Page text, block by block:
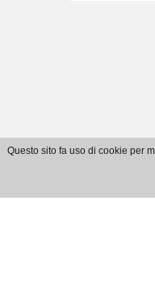
Questo sito fa uso di cookie per